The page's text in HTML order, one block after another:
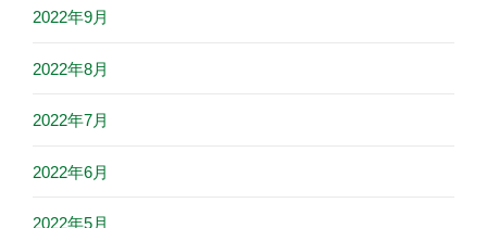
2022年9月
2022年8月
2022年7月
2022年6月
2022年5月